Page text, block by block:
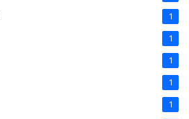
1
1
1
1
1